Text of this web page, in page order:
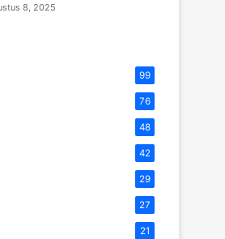
8, 2025
99
76
48
42
29
27
21